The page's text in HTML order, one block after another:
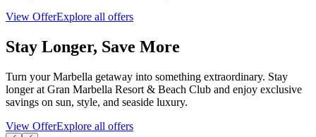
View Offer​​​​‌ ‍ ​‍​‍‌‍ ‌ ​‍‌‍‍‌‌‍‌ ‌‍‍‌‌‍ ‍​‍​‍​ ‍‍​‍​‍‌ ​ ‌‍​‌‌‍ ‍‌‍‍‌‌ ‌​‌ ‍‌​‍ ‍‌‍‍‌‌‍ ​‍​‍​‍ ​​‍​‍‌‍‍​‌ ​‍‌‍‌‌‌‍‌‍​‍​‍​ ‍‍​‍​‍‌‍‍​‌ ‌​‌ ‌​‌ ​​‌ ​ ​ ‍‍​‍ ​‍ ‌‍ ​​‍ ‌‌‍​‌‌‍ ‍‌‍‌​​‍ ‌‌ ​‍​‍ ‌‌‍‍​‌‍ ‌ ‌​‌‍‌‌‌‍ ​‌ ​ ​‍ ‌‌ ​ ‌ ‌​‌ ‌‌‌‍‌​‌‍‍‌‌‍ ​‍ ‍‌ ‌‍‌‍‌‌‌ ​‍‌‍​ ‌‍‌‌‌‍ ​​‍ ‍‌‍​‌‌ ​​‌ ​​​‍ ‌‍‍‌‌‍ ‍‌ ‌​‌‍‌‌‌‍ ‍‌ ‌​​‍ ‌‍‌‌‌‍‌​‌‍‍‌‌ ‌​​‍ ‌‍ ‌‌‍ ‌‍‌​‌‍‌‌​ ‌‌ ​​‌ ​‍‌‍‌‌‌ ​ ‌‍‌‌‌‍ ‍‌ ‌​‌‍​‌‌ ‌​‌‍‍‌‌‍ ‌‍ ‍​ ‍ ‌‍‍‌‌‍‌​​ ‌​ ‌​​ ‌​​ ‌ ​ ‍‌​ ‌‌​ ​​​ ​‌​ ‍​​‍ ‌‌‍​‌​ ‌‍‌‍‌​​ ​‌​‍ ‌​ ‌​​ ‍​‌‍​‌​ ​​​‍ ‌​ ‍‌​ ​​‌‍‌​​ ‍​​‍ ‌‌‍​‌​ ‌‌‌‍‌‍​ ‍​‌‍‌‍​ ‍‌​ ​‌​ ‍​‌‍​‌​ ‌‌​ ‍‌‌‍​ ​ ‍ ‌ ‌​‌ ‍‌‌ ​​‌‍‌‌​ ‌‌‍‍​‌‍ ‌ ‌​‌‍‌‌‌‍ ​‌‌​‍‌‍ ‌‍ ‌‍ ‌‌‌​ ‌ ‌‌‌‍‍‌‌ ‌​‌‍‌‌​ ‍ ‌ ​​‌‍​‌‌ ‌​‌‍‍​​ ‌‌ ​​‌‍​‌‌‍‌ ‌‍‌‌‌​​‍‌ ‌‌‌‍‍‌‌‍ ​‌‍‌​‌‍‌‌‌ ​‍​‍‌‌​ ‌‌‌​​‍‌‌ ‌‍‍ ‌‍‌‌‌ ‍‌​‍‌‌​ ​ ‌​‌​​‍‌‌​ ​ ‌​‌​​‍‌‌​ ​‍​ ​‍​ ‌​​ ​‍‌‍‌​​ ‌ ​ ‌‍‌‍​ ​ ​‍‌‍‌‍​ ‌‍​ ​‍‌‍​ ​ ‌‌​‍‌‌​ ​‍​ ​‍​‍‌‌​ ‌‌‌​‌​​‍ ‍‌‍‌‌‌‍ ‍‌ ‌​‌ ​‍‌‍‍‌‌‍‌‌‌ ​ ​‍‌‌​ ‌‌‌​​‍‌‌ ‌‍‍ ‌‍‌‌‌ ‍‌​‍‌‌​ ​ ‌​‌​​‍‌‌​ ​ ‌​‌​​‍‌‌​ ​‍​ ​‍​ ‌ ‌‍‌‌‌‍​‌‌‍​‌‌‍​ ​ ​‌​ ​​​ ‍‌‌‍‌​​ ‌​​ ‌‌​ ​​​‍‌‌​ ​‍​ ​‍​‍‌‌​ ‌‌‌​‌​​‍ ‍‌ ​​‌ ​‍‌‍‍‌‌‍ ‌‌‍​‌‌ ​‍‌ ‍‌‌​​ ‌ ‌​‌‍​‌​‍ ‍‌‍ ​‌‍​‌‌‍​‍‌‍‌‌‌‍ ​​ ‌‍​‍‌‍​‌‌ ​ ‌‍‌‌‌‌‌‌‌ ​‍‌‍ ​​ ‌‌‍‍​‌ ‌​‌ ‌​‌ ​​‌ ​ ​‍‌‌​ ​ ‌​​‌​‍‌‌​ ​‍‌​‌‍​‍‌‌​ ​‍‌​‌‍‌‍ ​​‍ ‌‌‍​‌‌‍ ‍‌‍‌​​‍ ‌‌ ​‍​‍ ‌‌‍‍​‌‍ ‌ ‌​‌‍‌‌‌‍ ​‌ ​ ​‍ ‌‌ ​ ‌ ‌​‌ ‌‌‌‍‌​‌‍‍‌‌‍ ​‍ ‍‌ ‌‍‌‍‌‌‌ ​‍‌‍​ ‌‍‌‌‌‍ ​​‍ ‍‌‍​‌‌ ​​‌ ​​​‍‌‍‌‍‍‌‌‍‌​​ ‌​ ‌​​ ‌​​ ‌ ​ ‍‌​ ‌‌​ ​​​ ​‌​ ‍​​‍ ‌‌‍​‌​ ‌‍‌‍‌​​ ​‌​‍ ‌​ ‌​​ ‍​‌‍​‌​ ​​​‍ ‌​ ‍‌​ ​​‌‍‌​​ ‍​​‍ ‌‌‍​‌​ ‌‌‌‍‌‍​ ‍​‌‍‌‍​ ‍‌​ ​‌​ ‍​‌‍​‌​ ‌‌​ ‍‌‌‍​ ​‍‌‍‌ ‌​‌ ‍‌‌ ​​‌‍‌‌​ ‌‌‍‍​‌‍ ‌ ‌​‌‍‌‌‌‍ ​‌‌​‍‌‍ ‌‍ ‌‍ ‌‌‌​ ‌ ‌‌‌‍‍‌‌ ‌​‌‍‌‌​‍‌‍‌ ​​‌‍​‌‌ ‌​‌‍‍​​ ‌‌ ​​‌‍​‌‌‍‌ ‌‍‌‌‌​​‍‌ ‌‌‌‍‍‌‌‍ ​‌‍‌​‌‍‌‌‌ ​‍​‍‌‌​ ‌‌‌​​‍‌‌ ‌‍‍ ‌‍‌‌‌ ‍‌​‍‌‌​ ​ ‌​‌​​‍‌‌​ ​ ‌​‌​​‍‌‌​ ​‍​ ​‍​ ‌​​ ​‍‌‍‌​​ ‌ ​ ‌‍‌‍​ ​ ​‍‌‍‌‍​ ‌‍​ ​‍‌‍​ ​ ‌‌​‍‌‌​ ​‍​ ​‍​‍‌‌​ ‌‌‌​‌​​‍ ‍‌‍‌‌‌‍ ‍‌ ‌​‌ ​‍‌‍‍‌‌‍‌‌‌ ​ ​‍‌‌​ ‌‌‌​​‍‌‌ ‌‍‍ ‌‍‌‌‌ ‍‌​‍‌‌​ ​ ‌​‌​​‍‌‌​ ​ ‌​‌​​‍‌‌​ ​‍​ ​‍​ ‌ ‌‍‌‌‌‍​‌‌‍​‌‌‍​ ​ ​‌​ ​​​ ‍‌‌‍‌​​ ‌​​ ‌‌​ ​​​‍‌‌​ ​‍​ ​‍​‍‌‌​ ‌‌‌​‌​​‍ ‍‌ ​​‌ ​‍‌‍‍‌‌‍ ‌‌‍​‌‌ ​‍‌ ‍‌‌​​ ‌ ‌​‌‍​‌​‍ ‍‌‍ ​‌‍​‌‌‍​‍‌‍‌‌‌‍ ​​‍‌‍‌ ​​‌‍‌‌‌ ​‍‌ ​ ‌ ​​‌‍‌‌‌‍​ ‌ ‌​‌‍‍‌‌ ‌‍‌‍‌‌​ ‌‌ ​​‌ ‌‌‌‍​‍‌‍ ​‌‍‍‌‌ ​ ‌‍‍​‌‍‌‌‌‍‌​​‍​‍‌ ‌Explore all offers​​​​‌ ‍ ​‍​‍‌‍ ‌ ​‍‌‍‍‌‌‍‌ ‌‍‍‌‌‍ ‍​‍​‍​ ‍‍​‍​‍‌ ​ ‌‍​‌‌‍ ‍‌‍‍‌‌ ‌​‌ ‍‌​‍ ‍‌‍‍‌‌‍ ​‍​‍​‍ ​​‍​‍‌‍‍​‌ ​‍‌‍‌‌‌‍‌‍​‍​‍​ ‍‍​‍​‍‌‍‍​‌ ‌​‌ ‌​‌ ​​‌ ​ ​ ‍‍​‍ ​‍ ‌‍ ​​‍ ‌‌‍​‌‌‍ ‍‌‍‌​​‍ ‌‌ ​‍​‍ ‌‌‍‍​‌‍ ‌ ‌​‌‍‌‌‌‍ ​‌ ​ ​‍ ‌‌ ​ ‌ ‌​‌ ‌‌‌‍‌​‌‍‍‌‌‍ ​‍ ‍‌ ‌‍‌‍‌‌‌ ​‍‌‍​ ‌‍‌‌‌‍ ​​‍ ‍‌‍​‌‌ ​​‌ ​​​‍ ‌‍‍‌‌‍ ‍‌ ‌​‌‍‌‌‌‍ ‍‌ ‌​​‍ ‌‍‌‌‌‍‌​‌‍‍‌‌ ‌​​‍ ‌‍ ‌‌‍ ‌‍‌​‌‍‌‌​ ‌‌ ​​‌ ​‍‌‍‌‌‌ ​ ‌‍‌‌‌‍ ‍‌ ‌​‌‍​‌‌ ‌​‌‍‍‌‌‍ ‌‍ ‍​ ‍ ‌‍‍‌‌‍‌​​ ‌​ ‌​​ ‌​​ ‌ ​ ‍‌​ ‌‌​ ​​​ ​‌​ ‍​​‍ ‌‌‍​‌​ ‌‍‌‍‌​​ ​‌​‍ ‌​ ‌​​ ‍​‌‍​‌​ ​​​‍ ‌​ ‍‌​ ​​‌‍‌​​ ‍​​‍ ‌‌‍​‌​ ‌‌‌‍‌‍​ ‍​‌‍‌‍​ ‍‌​ ​‌​ ‍​‌‍​‌​ ‌‌​ ‍‌‌‍​ ​ ‍ ‌ ‌​‌ ‍‌‌ ​​‌‍‌‌​ ‌‌‍‍​‌‍ ‌ ‌​‌‍‌‌‌‍ ​‌‌​‍‌‍ ‌‍ ‌‍ ‌‌‌​ ‌ ‌‌‌‍‍‌‌ ‌​‌‍‌‌​ ‍ ‌ ​​‌‍​‌‌ ‌​‌‍‍​​ ‌‌ ​​‌‍​‌‌‍‌ ‌‍‌‌‌​​‍‌ ‌‌‌‍‍‌‌‍ ​‌‍‌​‌‍‌‌‌ ​‍​‍‌‌​ ‌‌‌​​‍‌‌ ‌‍‍ ‌‍‌‌‌ ‍‌​‍‌‌​ ​ ‌​‌​​‍‌‌​ ​ ‌​‌​​‍‌‌​ ​‍​ ​‍​ ‌​​ ​‍‌‍‌​​ ‌ ​ ‌‍‌‍​ ​ ​‍‌‍‌‍​ ‌‍​ ​‍‌‍​ ​ ‌‌​‍‌‌​ ​‍​ ​‍​‍‌‌​ ‌‌‌​‌​​‍ ‍‌‍‌‌‌‍ ‍‌ ‌​‌ ​‍‌‍‍‌‌‍‌‌‌ ​ ​‍‌‌​ ‌‌‌​​‍‌‌ ‌‍‍ ‌‍‌‌‌ ‍‌​‍‌‌​ ​ ‌​‌​​‍‌‌​ ​ ‌​‌​​‍‌‌​ ​‍​ ​‍​ ‌ ‌‍‌‌‌‍​‌‌‍​‌‌‍​ ​ ​‌​ ​​​ ‍‌‌‍‌​​ ‌​​ ‌‌​ ​​​‍‌‌​ ​‍​ ​‍​‍‌‌​ ‌‌‌​‌​​‍ ‍‌ ​ ‌‍‌‌‌‍​ ‌‍ ‌‍ ‍‌‍‌​‌‍​‌‌ ​‍‌ ‍‌‌​​ ‌ ‌​‌‍​‌​‍ ‍‌‍ ​‌‍​‌‌‍​‍‌‍‌‌‌‍ ​​ ‌‍​‍‌‍​‌‌ ​ ‌‍‌‌‌‌‌‌‌ ​‍‌‍ ​​ ‌‌‍‍​‌ ‌​‌ ‌​‌ ​​‌ ​ ​‍‌‌​ ​ ‌​​‌​‍‌‌​ ​‍‌​‌‍​‍‌‌​ ​‍‌​‌‍‌‍ ​​‍ ‌‌‍​‌‌‍ ‍‌‍‌​​‍ ‌‌ ​‍​‍ ‌‌‍‍​‌‍ ‌ ‌​‌‍‌‌‌‍ ​‌ ​ ​‍ ‌‌ ​ ‌ ‌​‌ ‌‌‌‍‌​‌‍‍‌‌‍ ​‍ ‍‌ ‌‍‌‍‌‌‌ ​‍‌‍​ ‌‍‌‌‌‍ ​​‍ ‍‌‍​‌‌ ​​‌ ​​​‍‌‍‌‍‍‌‌‍‌​​ ‌​ ‌​​ ‌​​ ‌ ​ ‍‌​ ‌‌​ ​​​ ​‌​ ‍​​‍ ‌‌‍​‌​ ‌‍‌‍‌​​ ​‌​‍ ‌​ ‌​​ ‍​‌‍​‌​ ​​​‍ ‌​ ‍‌​ ​​‌‍‌​​ ‍​​‍ ‌‌‍​‌​ ‌‌‌‍‌‍​ ‍​‌‍‌‍​ ‍‌​ ​‌​ ‍​‌‍​‌​ ‌‌​ ‍‌‌‍​ ​‍‌‍‌ ‌​‌ ‍‌‌ ​​‌‍‌‌​ ‌‌‍‍​‌‍ ‌ ‌​‌‍‌‌‌‍ ​‌‌​‍‌‍ ‌‍ ‌‍ ‌‌‌​ ‌ ‌‌‌‍‍‌‌ ‌​‌‍‌‌​‍‌‍‌ ​​‌‍​‌‌ ‌​‌‍‍​​ ‌‌ ​​‌‍​‌‌‍‌ ‌‍‌‌‌​​‍‌ ‌‌‌‍‍‌‌‍ ​‌‍‌​‌‍‌‌‌ ​‍​‍‌‌​ ‌‌‌​​‍‌‌ ‌‍‍ ‌‍‌‌‌ ‍‌​‍‌‌​ ​ ‌​‌​​‍‌‌​ ​ ‌​‌​​‍‌‌​ ​‍​ ​‍​ ‌​​ ​‍‌‍‌​​ ‌ ​ ‌‍‌‍​ ​ ​‍‌‍‌‍​ ‌‍​ ​‍‌‍​ ​ ‌‌​‍‌‌​ ​‍​ ​‍​‍‌‌​ ‌‌‌​‌​​‍ ‍‌‍‌‌‌‍ ‍‌ ‌​‌ ​‍‌‍‍‌‌‍‌‌‌ ​ ​‍‌‌​ ‌‌‌​​‍‌‌ ‌‍‍ ‌‍‌‌‌ ‍‌​‍‌‌​ ​ ‌​‌​​‍‌‌​ ​ ‌​‌​​‍‌‌​ ​‍​ ​‍​ ‌ ‌‍‌‌‌‍​‌‌‍​‌‌‍​ ​ ​‌​ ​​​ ‍‌‌‍‌​​ ‌​​ ‌‌​ ​​​‍‌‌​ ​‍​ ​‍​‍‌‌​ ‌‌‌​‌​​‍ ‍‌ ​ ‌‍‌‌‌‍​ ‌‍ ‌‍ ‍‌‍‌​‌‍​‌‌ ​‍‌ ‍‌‌​​ ‌ ‌​‌‍​‌​‍ ‍‌‍ ​‌‍​‌‌‍​‍‌‍‌‌‌‍ ​​‍‌‍‌ ​​‌‍‌‌‌ ​‍‌ ​ ‌ ​​‌‍‌‌‌‍​ ‌ ‌​‌‍‍‌‌ ‌‍‌‍‌‌​ ‌‌ ​​‌ ‌‌‌‍​‍‌‍ ​‌‍‍‌‌ ​ ‌‍‍​‌‍‌‌‌‍‌​​‍​‍‌ ‌
Stay Longer, Save More​​​​‌ ‍ ​‍​‍‌‍ ‌ ​‍‌‍‍‌‌‍‌ ‌‍‍‌‌‍ ‍​‍​‍​ ‍‍​‍​‍‌ ​ ‌‍​‌‌‍ ‍‌‍‍‌‌ ‌​‌ ‍‌​‍ ‍‌‍‍‌‌‍ ​‍​‍​‍ ​​‍​‍‌‍‍​‌ ​‍‌‍‌‌‌‍‌‍​‍​‍​ ‍‍​‍​‍‌‍‍​‌ ‌​‌ ‌​‌ ​​‌ ​ ​ ‍‍​‍ ​‍ ‌‍ ​​‍ ‌‌‍​‌‌‍ ‍‌‍‌​​‍ ‌‌ ​‍​‍ ‌‌‍‍​‌‍ ‌ ‌​‌‍‌‌‌‍ ​‌ ​ ​‍ ‌‌ ​ ‌ ‌​‌ ‌‌‌‍‌​‌‍‍‌‌‍ ​‍ ‍‌ ‌‍‌‍‌‌‌ ​‍‌‍​ ‌‍‌‌‌‍ ​​‍ ‍‌‍​‌‌ ​​‌ ​​​‍ ‌‍‍‌‌‍ ‍‌ ‌​‌‍‌‌‌‍ ‍‌ ‌​​‍ ‌‍‌‌‌‍‌​‌‍‍‌‌ ‌​​‍ ‌‍ ‌‌‍ ‌‍‌​‌‍‌‌​ ‌‌ ​​‌ ​‍‌‍‌‌‌ ​ ‌‍‌‌‌‍ ‍‌ ‌​‌‍​‌‌ ‌​‌‍‍‌‌‍ ‌‍ ‍​ ‍ ‌‍‍‌‌‍‌​​ ‌​ ‌​​ ‌​​ ‌ ​ ‍‌​ ‌‌​ ​​​ ​‌​ ‍​​‍ ‌‌‍​‌​ ‌‍‌‍‌​​ ​‌​‍ ‌​ ‌​​ ‍​‌‍​‌​ ​​​‍ ‌​ ‍‌​ ​​‌‍‌​​ ‍​​‍ ‌‌‍​‌​ ‌‌‌‍‌‍​ ‍​‌‍‌‍​ ‍‌​ ​‌​ ‍​‌‍​‌​ ‌‌​ ‍‌‌‍​ ​ ‍ ‌ ‌​‌ ‍‌‌ ​​‌‍‌‌​ ‌‌‍‍​‌‍ ‌ ‌​‌‍‌‌‌‍ ​‌‌​‍‌‍ ‌‍ ‌‍ ‌‌‌​ ‌ ‌‌‌‍‍‌‌ ‌​‌‍‌‌​ ‍ ‌ ​​‌‍​‌‌ ‌​‌‍‍​​ ‌‌ ​​‌‍​‌‌‍‌ ‌‍‌‌‌​​‍‌ ‌‌‌‍‍‌‌‍ ​‌‍‌​‌‍‌‌‌ ​‍​‍‌‌​ ‌‌‌​​‍‌‌ ‌‍‍ ‌‍‌‌‌ ‍‌​‍‌‌​ ​ ‌​‌​​‍‌‌​ ​ ‌​‌​​‍‌‌​ ​‍​ ​‍​ ‌​​ ​‍‌‍‌​​ ‌ ​ ‌‍‌‍​ ​ ​‍‌‍‌‍​ ‌‍​ ​‍‌‍​ ​ ‌‌​‍‌‌​ ​‍​ ​‍​‍‌‌​ ‌‌‌​‌​​‍ ‍‌‍‌‌‌‍ ‍‌ ‌​‌ ​‍‌‍‍‌‌‍‌‌‌ ​ ​‍‌‌​ ‌‌‌​​‍‌‌ ‌‍‍ ‌‍‌‌‌ ‍‌​‍‌‌​ ​ ‌​‌​​‍‌‌​ ​ ‌​‌​​‍‌‌​ ​‍​ ​‍​ ‌‌​ ​​‌‍​‍‌‍​‍​ ​ ​ ‌‌​ ‍‌​ ​​‌‍‌​​ ​​​ ​​​ ​‍​‍‌‌​ ​‍​ ​‍​‍‌‌​ ‌‌‌​‌​​‍ ‍‌‍‍​‌‍‌‌‌‍​‌‌‍‌​‌‍‍‌‌‍ ‍‌‍‌ ​ ‌‍​‍‌‍​‌‌ ​ ‌‍‌‌‌‌‌‌‌ ​‍‌‍ ​​ ‌‌‍‍​‌ ‌​‌ ‌​‌ ​​‌ ​ ​‍‌‌​ ​ ‌​​‌​‍‌‌​ ​‍‌​‌‍​‍‌‌​ ​‍‌​‌‍‌‍ ​​‍ ‌‌‍​‌‌‍ ‍‌‍‌​​‍ ‌‌ ​‍​‍ ‌‌‍‍​‌‍ ‌ ‌​‌‍‌‌‌‍ ​‌ ​ ​‍ ‌‌ ​ ‌ ‌​‌ ‌‌‌‍‌​‌‍‍‌‌‍ ​‍ ‍‌ ‌‍‌‍‌‌‌ ​‍‌‍​ ‌‍‌‌‌‍ ​​‍ ‍‌‍​‌‌ ​​‌ ​​​‍‌‍‌‍‍‌‌‍‌​​ ‌​ ‌​​ ‌​​ ‌ ​ ‍‌​ ‌‌​ ​​​ ​‌​ ‍​​‍ ‌‌‍​‌​ ‌‍‌‍‌​​ ​‌​‍ ‌​ ‌​​ ‍​‌‍​‌​ ​​​‍ ‌​ ‍‌​ ​​‌‍‌​​ ‍​​‍ ‌‌‍​‌​ ‌‌‌‍‌‍​ ‍​‌‍‌‍​ ‍‌​ ​‌​ ‍​‌‍​‌​ ‌‌​ ‍‌‌‍​ ​‍‌‍‌ ‌​‌ ‍‌‌ ​​‌‍‌‌​ ‌‌‍‍​‌‍ ‌ ‌​‌‍‌‌‌‍ ​‌‌​‍‌‍ ‌‍ ‌‍ ‌‌‌​ ‌ ‌‌‌‍‍‌‌ ‌​‌‍‌‌​‍‌‍‌ ​​‌‍​‌‌ ‌​‌‍‍​​ ‌‌ ​​‌‍​‌‌‍‌ ‌‍‌‌‌​​‍‌ ‌‌‌‍‍‌‌‍ ​‌‍‌​‌‍‌‌‌ ​‍​‍‌‌​ ‌‌‌​​‍‌‌ ‌‍‍ ‌‍‌‌‌ ‍‌​‍‌‌​ ​ ‌​‌​​‍‌‌​ ​ ‌​‌​​‍‌‌​ ​‍​ ​‍​ ‌​​ ​‍‌‍‌​​ ‌ ​ ‌‍‌‍​ ​ ​‍‌‍‌‍​ ‌‍​ ​‍‌‍​ ​ ‌‌​‍‌‌​ ​‍​ ​‍​‍‌‌​ ‌‌‌​‌​​‍ ‍‌‍‌‌‌‍ ‍‌ ‌​‌ ​‍‌‍‍‌‌‍‌‌‌ ​ ​‍‌‌​ ‌‌‌​​‍‌‌ ‌‍‍ ‌‍‌‌‌ ‍‌​‍‌‌​ ​ ‌​‌​​‍‌‌​ ​ ‌​‌​​‍‌‌​ ​‍​ ​‍​ ‌‌​ ​​‌‍​‍‌‍​‍​ ​ ​ ‌‌​ ‍‌​ ​​‌‍‌​​ ​​​ ​​​ ​‍​‍‌‌​ ​‍​ ​‍​‍‌‌​ ‌‌‌​‌​​‍ ‍‌‍‍​‌‍‌‌‌‍​‌‌‍‌​‌‍‍‌‌‍ ‍‌‍‌ ​‍‌‍‌ ​​‌‍‌‌‌ ​‍‌ ​ ‌ ​​‌‍‌‌‌‍​ ‌ ‌​‌‍‍‌‌ ‌‍‌‍‌‌​ ‌‌ ​​‌ ‌‌‌‍​‍‌‍ ​‌‍‍‌‌ ​ ‌‍‍​‌‍‌‌‌‍‌​​‍​‍‌ ‌
Turn your Marbella getaway into something extraordinary. Stay
longer at Gran Marbella Resort & Beach Club and enjoy exclusive
savings on sun, style, and seaside luxury.​​​​‌ ‍ ​‍​‍‌‍ ‌ ​‍‌‍‍‌‌‍‌ ‌‍‍‌‌‍ ‍​‍​‍​ ‍‍​‍​‍‌ ​ ‌‍​‌‌‍ ‍‌‍‍‌‌ ‌​‌ ‍‌​‍ ‍‌‍‍‌‌‍ ​‍​‍​‍ ​​‍​‍‌‍‍​‌ ​‍‌‍‌‌‌‍‌‍​‍​‍​ ‍‍​‍​‍‌‍‍​‌ ‌​‌ ‌​‌ ​​‌ ​ ​ ‍‍​‍ ​‍ ‌‍ ​​‍ ‌‌‍​‌‌‍ ‍‌‍‌​​‍ ‌‌ ​‍​‍ ‌‌‍‍​‌‍ ‌ ‌​‌‍‌‌‌‍ ​‌ ​ ​‍ ‌‌ ​ ‌ ‌​‌ ‌‌‌‍‌​‌‍‍‌‌‍ ​‍ ‍‌ ‌‍‌‍‌‌‌ ​‍‌‍​ ‌‍‌‌‌‍ ​​‍ ‍‌‍​‌‌ ​​‌ ​​​‍ ‌‍‍‌‌‍ ‍‌ ‌​‌‍‌‌‌‍ ‍‌ ‌​​‍ ‌‍‌‌‌‍‌​‌‍‍‌‌ ‌​​‍ ‌‍ ‌‌‍ ‌‍‌​‌‍‌‌​ ‌‌ ​​‌ ​‍‌‍‌‌‌ ​ ‌‍‌‌‌‍ ‍‌ ‌​‌‍​‌‌ ‌​‌‍‍‌‌‍ ‌‍ ‍​ ‍ ‌‍‍‌‌‍‌​​ ‌​ ‌​​ ‌​​ ‌ ​ ‍‌​ ‌‌​ ​​​ ​‌​ ‍​​‍ ‌‌‍​‌​ ‌‍‌‍‌​​ ​‌​‍ ‌​ ‌​​ ‍​‌‍​‌​ ​​​‍ ‌​ ‍‌​ ​​‌‍‌​​ ‍​​‍ ‌‌‍​‌​ ‌‌‌‍‌‍​ ‍​‌‍‌‍​ ‍‌​ ​‌​ ‍​‌‍​‌​ ‌‌​ ‍‌‌‍​ ​ ‍ ‌ ‌​‌ ‍‌‌ ​​‌‍‌‌​ ‌‌‍‍​‌‍ ‌ ‌​‌‍‌‌‌‍ ​‌‌​‍‌‍ ‌‍ ‌‍ ‌‌‌​ ‌ ‌‌‌‍‍‌‌ ‌​‌‍‌‌​ ‍ ‌ ​​‌‍​‌‌ ‌​‌‍‍​​ ‌‌ ​​‌‍​‌‌‍‌ ‌‍‌‌‌​​‍‌ ‌‌‌‍‍‌‌‍ ​‌‍‌​‌‍‌‌‌ ​‍​‍‌‌​ ‌‌‌​​‍‌‌ ‌‍‍ ‌‍‌‌‌ ‍‌​‍‌‌​ ​ ‌​‌​​‍‌‌​ ​ ‌​‌​​‍‌‌​ ​‍​ ​‍​ ‌​​ ​‍‌‍‌​​ ‌ ​ ‌‍‌‍​ ​ ​‍‌‍‌‍​ ‌‍​ ​‍‌‍​ ​ ‌‌​‍‌‌​ ​‍​ ​‍​‍‌‌​ ‌‌‌​‌​​‍ ‍‌‍‌‌‌‍ ‍‌ ‌​‌ ​‍‌‍‍‌‌‍‌‌‌ ​ ​‍‌‌​ ‌‌‌​​‍‌‌ ‌‍‍ ‌‍‌‌‌ ‍‌​‍‌‌​ ​ ‌​‌​​‍‌‌​ ​ ‌​‌​​‍‌‌​ ​‍​ ​‍​ ‌‌​ ​​‌‍​‍‌‍​‍​ ​ ​ ‌‌​ ‍‌​ ​​‌‍‌​​ ​​​ ​​​ ​‍​‍‌‌​ ​‍​ ​‍​‍‌‌​ ‌‌‌​‌​​‍ ‍‌‍​‍‌‍ ‌‍‌​‌ ‍‌​ ‌‍​‍‌‍​‌‌ ​ ‌‍‌‌‌‌‌‌‌ ​‍‌‍ ​​ ‌‌‍‍​‌ ‌​‌ ‌​‌ ​​‌ ​ ​‍‌‌​ ​ ‌​​‌​‍‌‌​ ​‍‌​‌‍​‍‌‌​ ​‍‌​‌‍‌‍ ​​‍ ‌‌‍​‌‌‍ ‍‌‍‌​​‍ ‌‌ ​‍​‍ ‌‌‍‍​‌‍ ‌ ‌​‌‍‌‌‌‍ ​‌ ​ ​‍ ‌‌ ​ ‌ ‌​‌ ‌‌‌‍‌​‌‍‍‌‌‍ ​‍ ‍‌ ‌‍‌‍‌‌‌ ​‍‌‍​ ‌‍‌‌‌‍ ​​‍ ‍‌‍​‌‌ ​​‌ ​​​‍‌‍‌‍‍‌‌‍‌​​ ‌​ ‌​​ ‌​​ ‌ ​ ‍‌​ ‌‌​ ​​​ ​‌​ ‍​​‍ ‌‌‍​‌​ ‌‍‌‍‌​​ ​‌​‍ ‌​ ‌​​ ‍​‌‍​‌​ ​​​‍ ‌​ ‍‌​ ​​‌‍‌​​ ‍​​‍ ‌‌‍​‌​ ‌‌‌‍‌‍​ ‍​‌‍‌‍​ ‍‌​ ​‌​ ‍​‌‍​‌​ ‌‌​ ‍‌‌‍​ ​‍‌‍‌ ‌​‌ ‍‌‌ ​​‌‍‌‌​ ‌‌‍‍​‌‍ ‌ ‌​‌‍‌‌‌‍ ​‌‌​‍‌‍ ‌‍ ‌‍ ‌‌‌​ ‌ ‌‌‌‍‍‌‌ ‌​‌‍‌‌​‍‌‍‌ ​​‌‍​‌‌ ‌​‌‍‍​​ ‌‌ ​​‌‍​‌‌‍‌ ‌‍‌‌‌​​‍‌ ‌‌‌‍‍‌‌‍ ​‌‍‌​‌‍‌‌‌ ​‍​‍‌‌​ ‌‌‌​​‍‌‌ ‌‍‍ ‌‍‌‌‌ ‍‌​‍‌‌​ ​ ‌​‌​​‍‌‌​ ​ ‌​‌​​‍‌‌​ ​‍​ ​‍​ ‌​​ ​‍‌‍‌​​ ‌ ​ ‌‍‌‍​ ​ ​‍‌‍‌‍​ ‌‍​ ​‍‌‍​ ​ ‌‌​‍‌‌​ ​‍​ ​‍​‍‌‌​ ‌‌‌​‌​​‍ ‍‌‍‌‌‌‍ ‍‌ ‌​‌ ​‍‌‍‍‌‌‍‌‌‌ ​ ​‍‌‌​ ‌‌‌​​‍‌‌ ‌‍‍ ‌‍‌‌‌ ‍‌​‍‌‌​ ​ ‌​‌​​‍‌‌​ ​ ‌​‌​​‍‌‌​ ​‍​ ​‍​ ‌‌​ ​​‌‍​‍‌‍​‍​ ​ ​ ‌‌​ ‍‌​ ​​‌‍‌​​ ​​​ ​​​ ​‍​‍‌‌​ ​‍​ ​‍​‍‌‌​ ‌‌‌​‌​​‍ ‍‌‍​‍‌‍ ‌‍‌​‌ ‍‌​‍‌‍‌ ​​‌‍‌‌‌ ​‍‌ ​ ‌ ​​‌‍‌‌‌‍​ ‌ ‌​‌‍‍‌‌ ‌‍‌‍‌‌​ ‌‌ ​​‌ ‌‌‌‍​‍‌‍ ​‌‍‍‌‌ ​ ‌‍‍​‌‍‌‌‌‍‌​​‍​‍‌ ‌
View Offer​​​​‌ ‍ ​‍​‍‌‍ ‌ ​‍‌‍‍‌‌‍‌ ‌‍‍‌‌‍ ‍​‍​‍​ ‍‍​‍​‍‌ ​ ‌‍​‌‌‍ ‍‌‍‍‌‌ ‌​‌ ‍‌​‍ ‍‌‍‍‌‌‍ ​‍​‍​‍ ​​‍​‍‌‍‍​‌ ​‍‌‍‌‌‌‍‌‍​‍​‍​ ‍‍​‍​‍‌‍‍​‌ ‌​‌ ‌​‌ ​​‌ ​ ​ ‍‍​‍ ​‍ ‌‍ ​​‍ ‌‌‍​‌‌‍ ‍‌‍‌​​‍ ‌‌ ​‍​‍ ‌‌‍‍​‌‍ ‌ ‌​‌‍‌‌‌‍ ​‌ ​ ​‍ ‌‌ ​ ‌ ‌​‌ ‌‌‌‍‌​‌‍‍‌‌‍ ​‍ ‍‌ ‌‍‌‍‌‌‌ ​‍‌‍​ ‌‍‌‌‌‍ ​​‍ ‍‌‍​‌‌ ​​‌ ​​​‍ ‌‍‍‌‌‍ ‍‌ ‌​‌‍‌‌‌‍ ‍‌ ‌​​‍ ‌‍‌‌‌‍‌​‌‍‍‌‌ ‌​​‍ ‌‍ ‌‌‍ ‌‍‌​‌‍‌‌​ ‌‌ ​​‌ ​‍‌‍‌‌‌ ​ ‌‍‌‌‌‍ ‍‌ ‌​‌‍​‌‌ ‌​‌‍‍‌‌‍ ‌‍ ‍​ ‍ ‌‍‍‌‌‍‌​​ ‌​ ‌​​ ‌​​ ‌ ​ ‍‌​ ‌‌​ ​​​ ​‌​ ‍​​‍ ‌‌‍​‌​ ‌‍‌‍‌​​ ​‌​‍ ‌​ ‌​​ ‍​‌‍​‌​ ​​​‍ ‌​ ‍‌​ ​​‌‍‌​​ ‍​​‍ ‌‌‍​‌​ ‌‌‌‍‌‍​ ‍​‌‍‌‍​ ‍‌​ ​‌​ ‍​‌‍​‌​ ‌‌​ ‍‌‌‍​ ​ ‍ ‌ ‌​‌ ‍‌‌ ​​‌‍‌‌​ ‌‌‍‍​‌‍ ‌ ‌​‌‍‌‌‌‍ ​‌‌​‍‌‍ ‌‍ ‌‍ ‌‌‌​ ‌ ‌‌‌‍‍‌‌ ‌​‌‍‌‌​ ‍ ‌ ​​‌‍​‌‌ ‌​‌‍‍​​ ‌‌ ​​‌‍​‌‌‍‌ ‌‍‌‌‌​​‍‌ ‌‌‌‍‍‌‌‍ ​‌‍‌​‌‍‌‌‌ ​‍​‍‌‌​ ‌‌‌​​‍‌‌ ‌‍‍ ‌‍‌‌‌ ‍‌​‍‌‌​ ​ ‌​‌​​‍‌‌​ ​ ‌​‌​​‍‌‌​ ​‍​ ​‍​ ‌​​ ​‍‌‍‌​​ ‌ ​ ‌‍‌‍​ ​ ​‍‌‍‌‍​ ‌‍​ ​‍‌‍​ ​ ‌‌​‍‌‌​ ​‍​ ​‍​‍‌‌​ ‌‌‌​‌​​‍ ‍‌‍‌‌‌‍ ‍‌ ‌​‌ ​‍‌‍‍‌‌‍‌‌‌ ​ ​‍‌‌​ ‌‌‌​​‍‌‌ ‌‍‍ ‌‍‌‌‌ ‍‌​‍‌‌​ ​ ‌​‌​​‍‌‌​ ​ ‌​‌​​‍‌‌​ ​‍​ ​‍​ ‌‌​ ​​‌‍​‍‌‍​‍​ ​ ​ ‌‌​ ‍‌​ ​​‌‍‌​​ ​​​ ​​​ ​‍​‍‌‌​ ​‍​ ​‍​‍‌‌​ ‌‌‌​‌​​‍ ‍‌ ​​‌ ​‍‌‍‍‌‌‍ ‌‌‍​‌‌ ​‍‌ ‍‌‌​​ ‌ ‌​‌‍​‌​‍ ‍‌‍ ​‌‍​‌‌‍​‍‌‍‌‌‌‍ ​​ ‌‍​‍‌‍​‌‌ ​ ‌‍‌‌‌‌‌‌‌ ​‍‌‍ ​​ ‌‌‍‍​‌ ‌​‌ ‌​‌ ​​‌ ​ ​‍‌‌​ ​ ‌​​‌​‍‌‌​ ​‍‌​‌‍​‍‌‌​ ​‍‌​‌‍‌‍ ​​‍ ‌‌‍​‌‌‍ ‍‌‍‌​​‍ ‌‌ ​‍​‍ ‌‌‍‍​‌‍ ‌ ‌​‌‍‌‌‌‍ ​‌ ​ ​‍ ‌‌ ​ ‌ ‌​‌ ‌‌‌‍‌​‌‍‍‌‌‍ ​‍ ‍‌ ‌‍‌‍‌‌‌ ​‍‌‍​ ‌‍‌‌‌‍ ​​‍ ‍‌‍​‌‌ ​​‌ ​​​‍‌‍‌‍‍‌‌‍‌​​ ‌​ ‌​​ ‌​​ ‌ ​ ‍‌​ ‌‌​ ​​​ ​‌​ ‍​​‍ ‌‌‍​‌​ ‌‍‌‍‌​​ ​‌​‍ ‌​ ‌​​ ‍​‌‍​‌​ ​​​‍ ‌​ ‍‌​ ​​‌‍‌​​ ‍​​‍ ‌‌‍​‌​ ‌‌‌‍‌‍​ ‍​‌‍‌‍​ ‍‌​ ​‌​ ‍​‌‍​‌​ ‌‌​ ‍‌‌‍​ ​‍‌‍‌ ‌​‌ ‍‌‌ ​​‌‍‌‌​ ‌‌‍‍​‌‍ ‌ ‌​‌‍‌‌‌‍ ​‌‌​‍‌‍ ‌‍ ‌‍ ‌‌‌​ ‌ ‌‌‌‍‍‌‌ ‌​‌‍‌‌​‍‌‍‌ ​​‌‍​‌‌ ‌​‌‍‍​​ ‌‌ ​​‌‍​‌‌‍‌ ‌‍‌‌‌​​‍‌ ‌‌‌‍‍‌‌‍ ​‌‍‌​‌‍‌‌‌ ​‍​‍‌‌​ ‌‌‌​​‍‌‌ ‌‍‍ ‌‍‌‌‌ ‍‌​‍‌‌​ ​ ‌​‌​​‍‌‌​ ​ ‌​‌​​‍‌‌​ ​‍​ ​‍​ ‌​​ ​‍‌‍‌​​ ‌ ​ ‌‍‌‍​ ​ ​‍‌‍‌‍​ ‌‍​ ​‍‌‍​ ​ ‌‌​‍‌‌​ ​‍​ ​‍​‍‌‌​ ‌‌‌​‌​​‍ ‍‌‍‌‌‌‍ ‍‌ ‌​‌ ​‍‌‍‍‌‌‍‌‌‌ ​ ​‍‌‌​ ‌‌‌​​‍‌‌ ‌‍‍ ‌‍‌‌‌ ‍‌​‍‌‌​ ​ ‌​‌​​‍‌‌​ ​ ‌​‌​​‍‌‌​ ​‍​ ​‍​ ‌‌​ ​​‌‍​‍‌‍​‍​ ​ ​ ‌‌​ ‍‌​ ​​‌‍‌​​ ​​​ ​​​ ​‍​‍‌‌​ ​‍​ ​‍​‍‌‌​ ‌‌‌​‌​​‍ ‍‌ ​​‌ ​‍‌‍‍‌‌‍ ‌‌‍​‌‌ ​‍‌ ‍‌‌​​ ‌ ‌​‌‍​‌​‍ ‍‌‍ ​‌‍​‌‌‍​‍‌‍‌‌‌‍ ​​‍‌‍‌ ​​‌‍‌‌‌ ​‍‌ ​ ‌ ​​‌‍‌‌‌‍​ ‌ ‌​‌‍‍‌‌ ‌‍‌‍‌‌​ ‌‌ ​​‌ ‌‌‌‍​‍‌‍ ​‌‍‍‌‌ ​ ‌‍‍​‌‍‌‌‌‍‌​​‍​‍‌ ‌Explore all offers​​​​‌ ‍ ​‍​‍‌‍ ‌ ​‍‌‍‍‌‌‍‌ ‌‍‍‌‌‍ ‍​‍​‍​ ‍‍​‍​‍‌ ​ ‌‍​‌‌‍ ‍‌‍‍‌‌ ‌​‌ ‍‌​‍ ‍‌‍‍‌‌‍ ​‍​‍​‍ ​​‍​‍‌‍‍​‌ ​‍‌‍‌‌‌‍‌‍​‍​‍​ ‍‍​‍​‍‌‍‍​‌ ‌​‌ ‌​‌ ​​‌ ​ ​ ‍‍​‍ ​‍ ‌‍ ​​‍ ‌‌‍​‌‌‍ ‍‌‍‌​​‍ ‌‌ ​‍​‍ ‌‌‍‍​‌‍ ‌ ‌​‌‍‌‌‌‍ ​‌ ​ ​‍ ‌‌ ​ ‌ ‌​‌ ‌‌‌‍‌​‌‍‍‌‌‍ ​‍ ‍‌ ‌‍‌‍‌‌‌ ​‍‌‍​ ‌‍‌‌‌‍ ​​‍ ‍‌‍​‌‌ ​​‌ ​​​‍ ‌‍‍‌‌‍ ‍‌ ‌​‌‍‌‌‌‍ ‍‌ ‌​​‍ ‌‍‌‌‌‍‌​‌‍‍‌‌ ‌​​‍ ‌‍ ‌‌‍ ‌‍‌​‌‍‌‌​ ‌‌ ​​‌ ​‍‌‍‌‌‌ ​ ‌‍‌‌‌‍ ‍‌ ‌​‌‍​‌‌ ‌​‌‍‍‌‌‍ ‌‍ ‍​ ‍ ‌‍‍‌‌‍‌​​ ‌​ ‌​​ ‌​​ ‌ ​ ‍‌​ ‌‌​ ​​​ ​‌​ ‍​​‍ ‌‌‍​‌​ ‌‍‌‍‌​​ ​‌​‍ ‌​ ‌​​ ‍​‌‍​‌​ ​​​‍ ‌​ ‍‌​ ​​‌‍‌​​ ‍​​‍ ‌‌‍​‌​ ‌‌‌‍‌‍​ ‍​‌‍‌‍​ ‍‌​ ​‌​ ‍​‌‍​‌​ ‌‌​ ‍‌‌‍​ ​ ‍ ‌ ‌​‌ ‍‌‌ ​​‌‍‌‌​ ‌‌‍‍​‌‍ ‌ ‌​‌‍‌‌‌‍ ​‌‌​‍‌‍ ‌‍ ‌‍ ‌‌‌​ ‌ ‌‌‌‍‍‌‌ ‌​‌‍‌‌​ ‍ ‌ ​​‌‍​‌‌ ‌​‌‍‍​​ ‌‌ ​​‌‍​‌‌‍‌ ‌‍‌‌‌​​‍‌ ‌‌‌‍‍‌‌‍ ​‌‍‌​‌‍‌‌‌ ​‍​‍‌‌​ ‌‌‌​​‍‌‌ ‌‍‍ ‌‍‌‌‌ ‍‌​‍‌‌​ ​ ‌​‌​​‍‌‌​ ​ ‌​‌​​‍‌‌​ ​‍​ ​‍​ ‌​​ ​‍‌‍‌​​ ‌ ​ ‌‍‌‍​ ​ ​‍‌‍‌‍​ ‌‍​ ​‍‌‍​ ​ ‌‌​‍‌‌​ ​‍​ ​‍​‍‌‌​ ‌‌‌​‌​​‍ ‍‌‍‌‌‌‍ ‍‌ ‌​‌ ​‍‌‍‍‌‌‍‌‌‌ ​ ​‍‌‌​ ‌‌‌​​‍‌‌ ‌‍‍ ‌‍‌‌‌ ‍‌​‍‌‌​ ​ ‌​‌​​‍‌‌​ ​ ‌​‌​​‍‌‌​ ​‍​ ​‍​ ‌‌​ ​​‌‍​‍‌‍​‍​ ​ ​ ‌‌​ ‍‌​ ​​‌‍‌​​ ​​​ ​​​ ​‍​‍‌‌​ ​‍​ ​‍​‍‌‌​ ‌‌‌​‌​​‍ ‍‌ ​ ‌‍‌‌‌‍​ ‌‍ ‌‍ ‍‌‍‌​‌‍​‌‌ ​‍‌ ‍‌‌​​ ‌ ‌​‌‍​‌​‍ ‍‌‍ ​‌‍​‌‌‍​‍‌‍‌‌‌‍ ​​ ‌‍​‍‌‍​‌‌ ​ ‌‍‌‌‌‌‌‌‌ ​‍‌‍ ​​ ‌‌‍‍​‌ ‌​‌ ‌​‌ ​​‌ ​ ​‍‌‌​ ​ ‌​​‌​‍‌‌​ ​‍‌​‌‍​‍‌‌​ ​‍‌​‌‍‌‍ ​​‍ ‌‌‍​‌‌‍ ‍‌‍‌​​‍ ‌‌ ​‍​‍ ‌‌‍‍​‌‍ ‌ ‌​‌‍‌‌‌‍ ​‌ ​ ​‍ ‌‌ ​ ‌ ‌​‌ ‌‌‌‍‌​‌‍‍‌‌‍ ​‍ ‍‌ ‌‍‌‍‌‌‌ ​‍‌‍​ ‌‍‌‌‌‍ ​​‍ ‍‌‍​‌‌ ​​‌ ​​​‍‌‍‌‍‍‌‌‍‌​​ ‌​ ‌​​ ‌​​ ‌ ​ ‍‌​ ‌‌​ ​​​ ​‌​ ‍​​‍ ‌‌‍​‌​ ‌‍‌‍‌​​ ​‌​‍ ‌​ ‌​​ ‍​‌‍​‌​ ​​​‍ ‌​ ‍‌​ ​​‌‍‌​​ ‍​​‍ ‌‌‍​‌​ ‌‌‌‍‌‍​ ‍​‌‍‌‍​ ‍‌​ ​‌​ ‍​‌‍​‌​ ‌‌​ ‍‌‌‍​ ​‍‌‍‌ ‌​‌ ‍‌‌ ​​‌‍‌‌​ ‌‌‍‍​‌‍ ‌ ‌​‌‍‌‌‌‍ ​‌‌​‍‌‍ ‌‍ ‌‍ ‌‌‌​ ‌ ‌‌‌‍‍‌‌ ‌​‌‍‌‌​‍‌‍‌ ​​‌‍​‌‌ ‌​‌‍‍​​ ‌‌ ​​‌‍​‌‌‍‌ ‌‍‌‌‌​​‍‌ ‌‌‌‍‍‌‌‍ ​‌‍‌​‌‍‌‌‌ ​‍​‍‌‌​ ‌‌‌​​‍‌‌ ‌‍‍ ‌‍‌‌‌ ‍‌​‍‌‌​ ​ ‌​‌​​‍‌‌​ ​ ‌​‌​​‍‌‌​ ​‍​ ​‍​ ‌​​ ​‍‌‍‌​​ ‌ ​ ‌‍‌‍​ ​ ​‍‌‍‌‍​ ‌‍​ ​‍‌‍​ ​ ‌‌​‍‌‌​ ​‍​ ​‍​‍‌‌​ ‌‌‌​‌​​‍ ‍‌‍‌‌‌‍ ‍‌ ‌​‌ ​‍‌‍‍‌‌‍‌‌‌ ​ ​‍‌‌​ ‌‌‌​​‍‌‌ ‌‍‍ ‌‍‌‌‌ ‍‌​‍‌‌​ ​ ‌​‌​​‍‌‌​ ​ ‌​‌​​‍‌‌​ ​‍​ ​‍​ ‌‌​ ​​‌‍​‍‌‍​‍​ ​ ​ ‌‌​ ‍‌​ ​​‌‍‌​​ ​​​ ​​​ ​‍​‍‌‌​ ​‍​ ​‍​‍‌‌​ ‌‌‌​‌​​‍ ‍‌ ​ ‌‍‌‌‌‍​ ‌‍ ‌‍ ‍‌‍‌​‌‍​‌‌ ​‍‌ ‍‌‌​​ ‌ ‌​‌‍​‌​‍ ‍‌‍ ​‌‍​‌‌‍​‍‌‍‌‌‌‍ ​​‍‌‍‌ ​​‌‍‌‌‌ ​‍‌ ​ ‌ ​​‌‍‌‌‌‍​ ‌ ‌​‌‍‍‌‌ ‌‍‌‍‌‌​ ‌‌ ​​‌ ‌‌‌‍​‍‌‍ ​‌‍‍‌‌ ​ ‌‍‍​‌‍‌‌‌‍‌​​‍​‍‌ ‌